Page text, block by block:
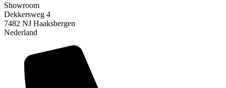
Showroom
Dekkersweg 4
7482 NJ Haaksbergen
Nederland